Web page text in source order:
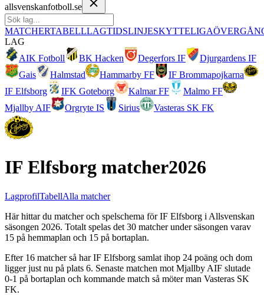
allsvenskanfotboll.se
MATCHERTABELLLAGTIDSLINJESKYTTELIGA
LAG
AIK Fotboll
BK Hacken Degerfors IF
Djurgardens IF
Gais
Halmstad Hammarby FF
IF Brommapojkarna
IF Elfsborg
IFK Goteborg Kalmar FF
Malmo FF
Mjallby AIF
Orgryte IS Sirius Vasteras SK FK
IF Elfsborg matcher2026
LagprofilTabellAlla matcher
Här hittar du matcher och spelschema förIF Elfsborg i Allsvenskan
säsongen 2026. Totalt spelas det 30 matcher under säsongen varav
15 på hemmaplan och 15 på bortaplan.
Efter 16 matcher så harIF Elfsborg samlat ihop 24 poäng och dom
ligger just nu på plats 6. Senaste matchen mot Mjallby AIF slutade
0-1 på bortaplan och kommande match så möter man Vasteras SK
FK.